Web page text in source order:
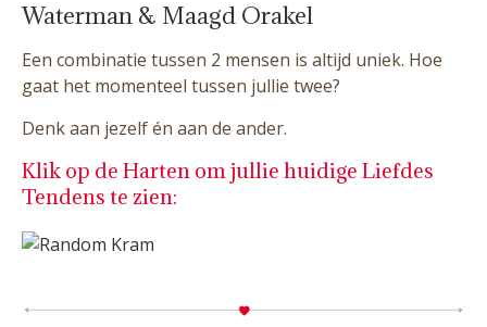
Waterman & Maagd Orakel
Een combinatie tussen 2 mensen is altijd uniek. Hoe
gaat het momenteel tussen jullie twee?
Denk aan jezelf én aan de ander.
Klik op de Harten om jullie huidige Liefdes
Tendens te zien: